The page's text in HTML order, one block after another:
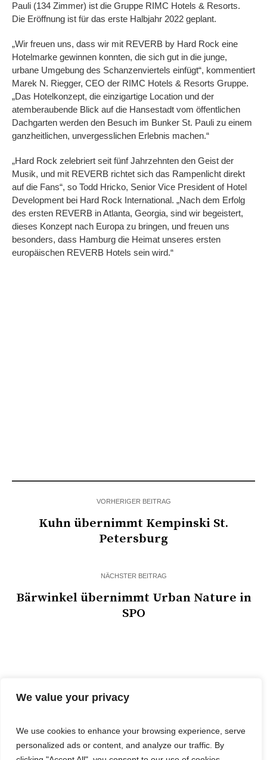
We value your privacy
We use cookies to enhance your browsing experience, serve
personalized ads or content, and analyze our traffic. By
Pauli (134 Zimmer) ist die Gruppe RIMC Hotels & Resorts.
Die Eröffnung ist für das erste Halbjahr 2022 geplant.
„Wir freuen uns, dass wir mit REVERB by Hard Rock eine
Hotelmarke gewinnen konnten, die sich gut in die junge,
urbane Umgebung des Schanzenviertels einfügt“, kommentiert
Marek N. Riegger, CEO der RIMC Hotels & Resorts Gruppe.
„Das Hotelkonzept, die einzigartige Location und der
atemberaubende Blick auf die Hansestadt vom öffentlichen
Dachgarten werden den Besuch im Bunker St. Pauli zu einem
ganzheitlichen, unvergesslichen Erlebnis machen.“
„Hard Rock zelebriert seit fünf Jahrzehnten den Geist der
Musik, und mit REVERB richtet sich das Rampenlicht direkt
auf die Fans“, so Todd Hricko, Senior Vice President of Hotel
Development bei Hard Rock International. „Nach dem Erfolg
des ersten REVERB in Atlanta, Georgia, sind wir begeistert,
dieses Konzept nach Europa zu bringen, und freuen uns
besonders, dass Hamburg die Heimat unseres ersten
europäischen REVERB Hotels sein wird.“
VORHERIGER BEITRAG
Kuhn übernimmt Kempinski St.
Petersburg
NÄCHSTER BEITRAG
Bärwinkel übernimmt Urban Nature in
SPO